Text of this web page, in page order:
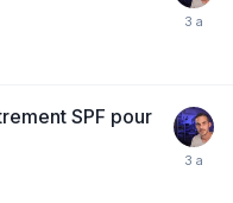
SPF pour